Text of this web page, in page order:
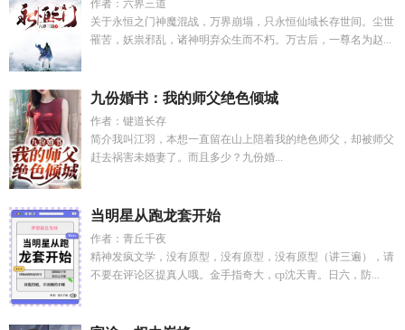
作者：六界三道
关于永恒之门神魔混战，万界崩塌，只永恒仙域长存世间。尘世
罹苦，妖祟邪乱，诸神明弃众生而不朽。万古后，一尊名为赵...
九份婚书：我的师父绝色倾城
作者：键道长存
简介我叫江羽，本想一直留在山上陪着我的绝色师父，却被师父
赶去祸害未婚妻了。而且多少？九份婚...
当明星从跑龙套开始
作者：青丘千夜
精神发疯文学，没有原型，没有原型，没有原型（讲三遍），请
不要在评论区提真人哦。金手指奇大，cp沈天青。日六，防...